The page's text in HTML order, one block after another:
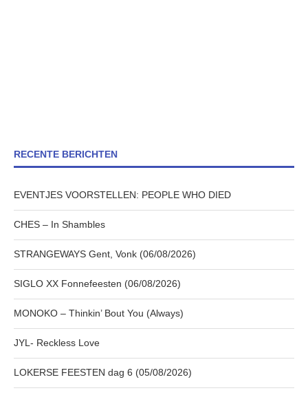
RECENTE BERICHTEN
EVENTJES VOORSTELLEN: PEOPLE WHO DIED
CHES – In Shambles
STRANGEWAYS Gent, Vonk (06/08/2026)
SIGLO XX Fonnefeesten (06/08/2026)
MONOKO – Thinkin’ Bout You (Always)
JYL- Reckless Love
LOKERSE FEESTEN dag 6 (05/08/2026)